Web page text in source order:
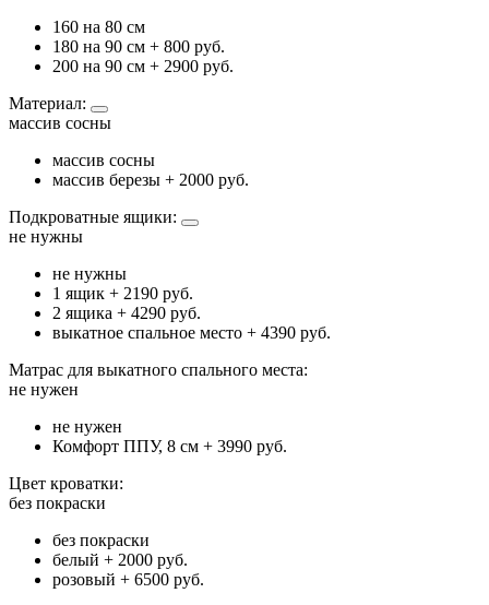
160 на 80 см
180 на 90 см + 800 руб.
200 на 90 см + 2900 руб.
Материал:
массив сосны
массив сосны
массив березы + 2000 руб.
Подкроватные ящики:
не нужны
не нужны
1 ящик + 2190 руб.
2 ящика + 4290 руб.
выкатное спальное место + 4390 руб.
Матрас для выкатного спального места:
не нужен
не нужен
Комфорт ППУ, 8 см + 3990 руб.
Цвет кроватки:
без покраски
без покраски
белый + 2000 руб.
розовый + 6500 руб.